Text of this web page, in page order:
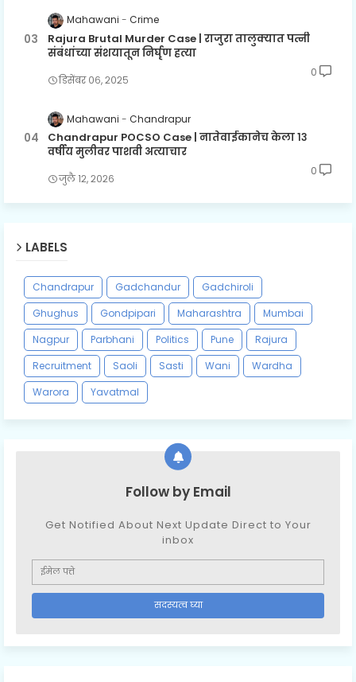
Mahawani Crime
Rajura Brutal Murder Case | राजुरा तालुक्यात पत्नी
संबंधांच्या संशयातून निर्घृण हत्या
डिसेंबर ०६, २०२५
0
Mahawani Chandrapur
Chandrapur POCSO Case | नातेवाईकानेच केला १३
वर्षीय मुलीवर पाशवी अत्याचार
जुलै १२, २०२६
0
LABELS
Chandrapur Gadchandur
Gadchiroli
Ghughus
Gondpipari Maharashtra
Mumbai
Nagpur
Parbhani Politics Pune
Rajura
Recruitment
Saoli Sasti Wani
Wardha
Warora
Yavatmal
Follow by Email
Get Notified About Next Update Direct to Your
inbox